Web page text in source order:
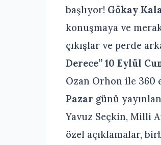
başlıyor! Gökay
konuşmaya ve
çıkışlar ve perde
Derece” 10 Eylül
Ozan Orhon ile 360
Pazar günü
Yavuz Seçkin, Milli
özel açıklamalar,